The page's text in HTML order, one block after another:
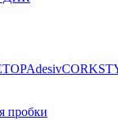
Adesiv
пробки